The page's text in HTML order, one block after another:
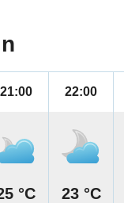
21:00
°C
22:00
23 °C